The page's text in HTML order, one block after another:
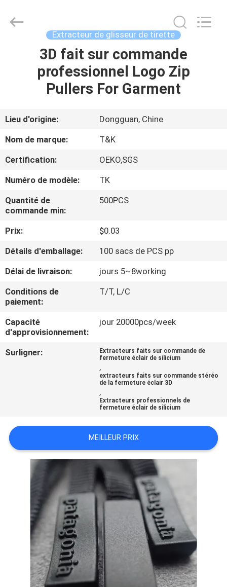
MAISON
PRODUITS
AU
SUJET
DE
VISITE
CONTRÔLE
DE
QUALITÉ
CONTACTEZ-
NOUS
PLAN
DU
PRIVACY
POLICY
Garment
Accessories
Extracteur de glisseur de tirette
3D fait sur commande
professionnel Logo Zip
Pullers For Garment
Lieu d'origine:
Dongguan, Chine
Nom de marque:
T&K
Certification:
OEKO,SGS
Numéro de modèle:
TK
Quantité de
commande min:
500PCS
Prix:
$0.03
Détails d'emballage:
100 sacs de PCS pp
Délai de livraison:
jours 5~8working
Conditions de
paiement:
T/T, L/C
Capacité
d'approvisionnement:
jour 20000pcs/week
Surligner:
Extracteurs faits sur commande de
fermeture éclair de silicium
,
extracteurs faits sur commande stéréo
de la fermeture éclair 3D
,
Extracteurs professionnels de
fermeture éclair de silicium
MEILLEUR PRIX